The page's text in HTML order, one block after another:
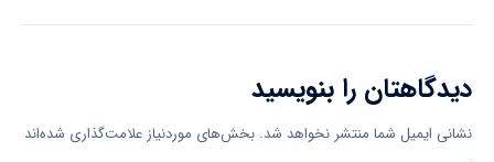
دیدگاهتان را بنویسید
نشانی ایمیل شما منتشر نخواهد شد. بخش‌های موردنیاز علامت‌گذاری شده‌اند